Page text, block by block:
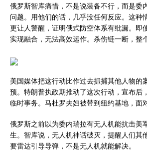
俄罗斯智库痛惜，不是说装备不行，而是委
问题。用他们的话，几乎没任何反应。这种
更让人警醒，证明俄式防空体系有纰漏。即
实现融合，无法高效运作。杀伤链一断，整
美国媒体把这行动比作过去抓捕其他人物的
预。特朗普执政期推动了这次行动，宣布后
临时事务。马杜罗夫妇被带到纽约基地，面
俄罗斯之前以为委内瑞拉有无人机能抗击美
生。智库说，无人机神话破灭，提醒人们其
要雷达引导导弹，不是无人机就能解决。